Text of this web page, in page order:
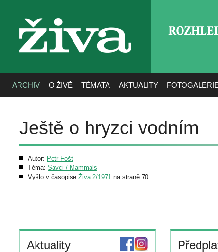
živa
ARCHIV O ŽIVĚ TÉMATA AKTUALITY
Ještě o hryzci vodním
Autor: Petr Fošt
Téma: Savci / Mammals
Vyšlo v časopise Živa 2/1971 na straně 70
Aktuality